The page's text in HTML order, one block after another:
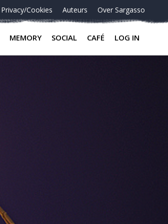
Privacy/Cookies Auteurs Over Sargasso
MEMORY SOCIAL CAFÉ LOG IN